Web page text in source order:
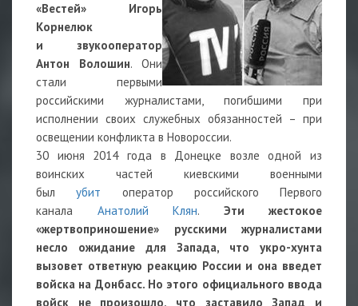
«Вестей» Игорь
Корнелюк
и звукооператор
Антон Волошин. Они
стали первыми
российскими журналистами, погибшими при
исполнении своих служебных обязанностей – при
освещении конфликта в Новороссии.
30 июня 2014 года в Донецке возле одной из
воинских частей киевскими военными
былубит оператор российского Первого
канала Анатолий Клян. Эти жестокое
«жертвоприношение» русскими журналистами
несло ожидание для Запада, что укро-хунта
вызовет ответную реакцию России и она введет
войска на Донбасс. Но этого официального ввода
войск не произошло, что заставило Запад и